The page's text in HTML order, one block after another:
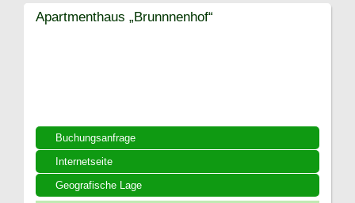
Buchungsanfrage
Internetseite
Geografische Lage
Apartmenthaus „Brunnnenhof“